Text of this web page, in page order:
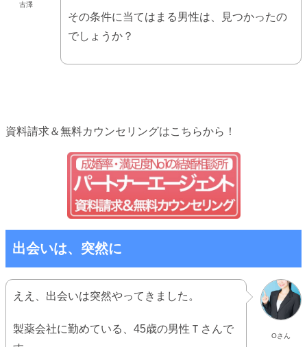
古澤
その条件に当てはまる男性は、見つかったの
でしょうか？
資料請求＆無料カウンセリングはこちらから！
出会いは、突然に
Oさん
ええ、出会いは突然やってきました。
製薬会社に勤めている、45歳の男性Ｔさんで